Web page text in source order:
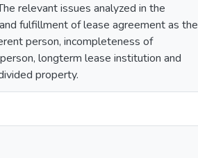
relevant issues analyzed in the
fulfillment of lease agreement as the
person, incompleteness of
longterm lease institution and
property.